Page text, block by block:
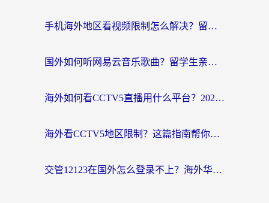
手机海外地区看视频限制怎么解决？留学生亲测有效的回国加速器指南
国外如何听网易云音乐歌曲？留学生亲测有效的回国加速方案
海外如何看CCTV5直播用什么平台？2026最新指南：看欧洲杯、中超、奥运不再卡
海外看CCTV5地区限制？这篇指南帮你流畅看欧洲杯、NBA还听中文解说
交管12123在国外怎么登录不上？海外华人必看的回国加速器选择指南